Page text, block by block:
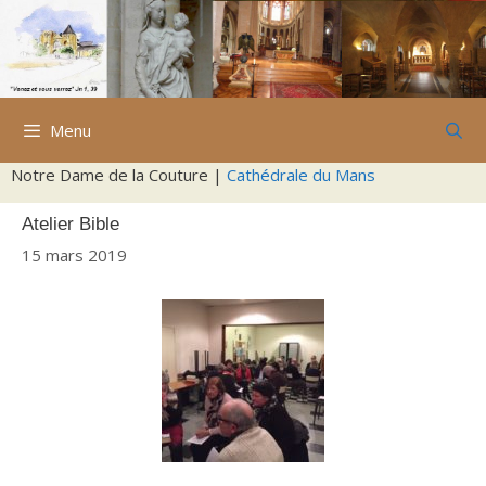
Aller
contenu
Menu
Notre Dame de la Couture | Cathédrale du Mans
Atelier Bible
15 mars 2019